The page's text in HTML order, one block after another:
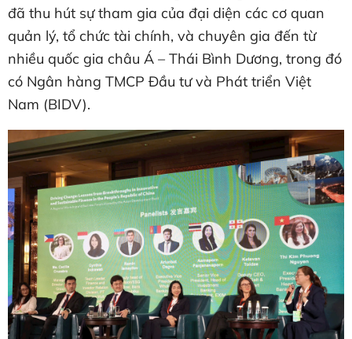
đã thu hút sự tham gia của đại diện các cơ quan
quản lý, tổ chức tài chính, và chuyên gia đến từ
nhiều quốc gia châu Á – Thái Bình Dương, trong đó
có Ngân hàng TMCP Đầu tư và Phát triển Việt
Nam (BIDV).